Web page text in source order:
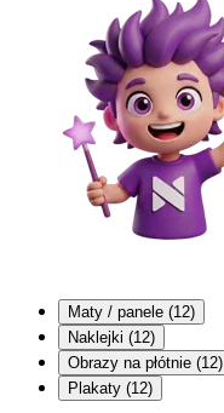
Maty / panele (12)
Naklejki (12)
Obrazy na płótnie (12)
Plakaty (12)